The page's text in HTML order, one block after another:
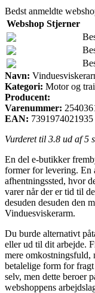
Bedst anmeldte
Webshop Stjerner
Navn:
Kategori: Motor og
Producent:
Varenummer:
EAN: 7391974021935
Vurderet til 3.8 ud af 5
En del e-butikker
former for levering. En
afhentningssted, hvor
varer når der er tid til
desuden desuden den
Vinduesviskerarm.
Du burde alternativt
eller ud til dit arbejde.
mere omkostningsfuld,
betalelige form for
selv, men dette beroer
webshoppens